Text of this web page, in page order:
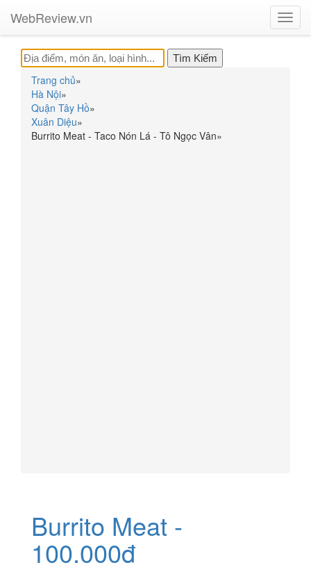
WebReview.vn
Trang chủ»
Hà Nội»
Quận Tây Hồ»
Xuân Diệu»
Burrito Meat - Taco Nón Lá - Tô Ngọc Vân»
Burrito Meat -
100.000đ